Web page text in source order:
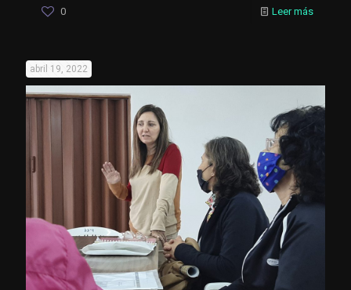
0 Leer más
abril 19, 2022